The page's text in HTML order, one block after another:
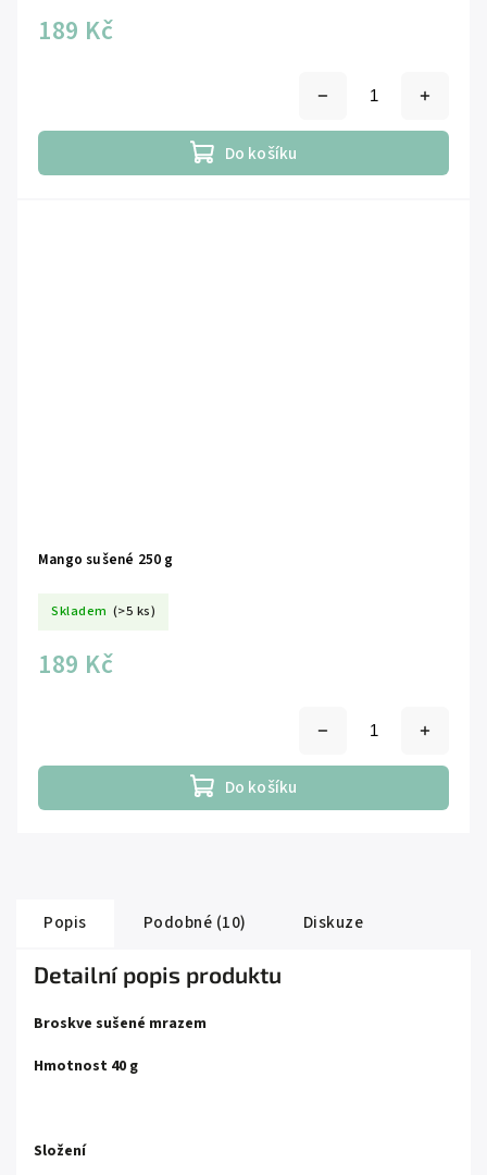
189 Kč
Do košíku
Mango sušené 250 g
Skladem (>5 ks)
189 Kč
Do košíku
Popis Podobné (10) Diskuze
Detailní popis produktu
Broskve sušené mrazem
Hmotnost 40 g
Složení